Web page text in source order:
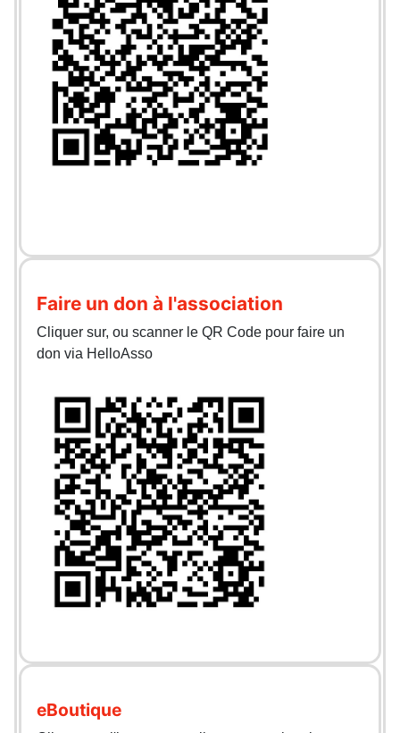
Faire un don à l'association
Cliquer sur, ou scanner le QR Code pour faire un
don via HelloAsso
eBoutique